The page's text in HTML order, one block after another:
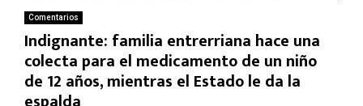
Comentarios
Indignante: familia entrerriana hace una
colecta para el medicamento de un niño
de 12 años, mientras el Estado le da la